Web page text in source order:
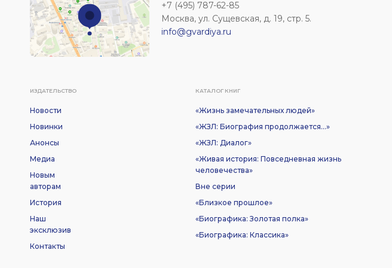
+7 (495) 787-62-85
Москва, ул. Сущевская, д. 19, стр. 5.
info@gvardiya.ru
ИЗДАТЕЛЬСТВО
Новости
Новинки
Анонсы
Медиа
Новым
авторам
История
Наш
эксклюзив
Контакты
КАТАЛОГ КНИГ
«Жизнь замечательных людей»
«ЖЗЛ: Биография продолжается...»
«ЖЗЛ: Диалог»
«Живая история: Повседневная жизнь
человечества»
Вне серии
«Близкое прошлое»
«Биографика: Золотая полка»
«Биографика: Классика»